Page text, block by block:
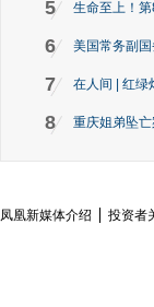
5 生命至上！
6 美国常务副
7 在人间 | 红绿
8 重庆姐弟坠
凤凰新媒体介绍 投资者